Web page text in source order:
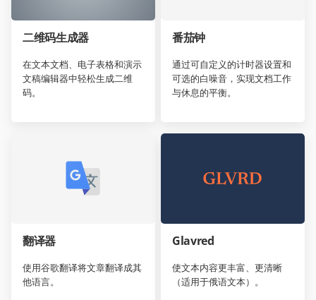
二维码生成器
在文本文档、电子表格和演示
文稿编辑器中轻松生成二维
码。
番茄钟
通过可自定义的计时器设置和
可选的白噪音，实现文档工作
与休息的平衡。
翻译器
使用谷歌翻译将文章翻译成其
他语言。
Glavred
使文本内容更丰富、更清晰
（适用于俄语文本）。